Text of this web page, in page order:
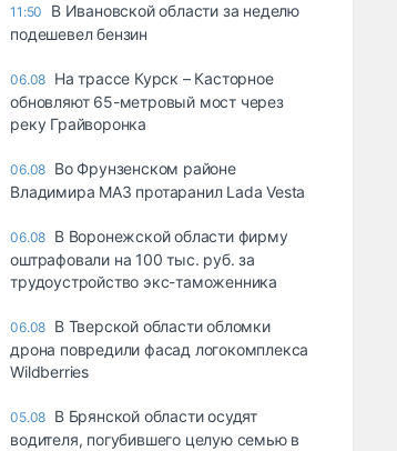
11:50
В Ивановской области за неделю
подешевел бензин
06.08 На трассе Курск – Касторное
обновляют 65-метровый мост через
реку Грайворонка
06.08 Во Фрунзенском районе
Владимира МАЗ протаранил Lada Vesta
06.08 В Воронежской области фирму
оштрафовали на 100 тыс. руб. за
трудоустройство экс-таможенника
06.08 В Тверской области обломки
дрона повредили фасад логокомплекса
Wildberries
05.08 В Брянской области осудят
водителя, погубившего целую семью в